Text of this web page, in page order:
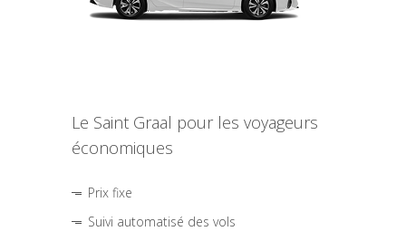
Le Saint Graal pour les voyageurs
économiques
Prix fixe
Suivi automatisé des vols